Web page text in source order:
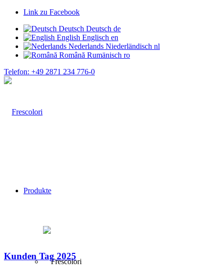
Link zu Facebook
Deutsch Deutsch de
English Englisch en
Nederlands Niederländisch nl
Română Rumänisch ro
Telefon: +49 2871 234 776-0
Produkte
Kunden Tag 2025